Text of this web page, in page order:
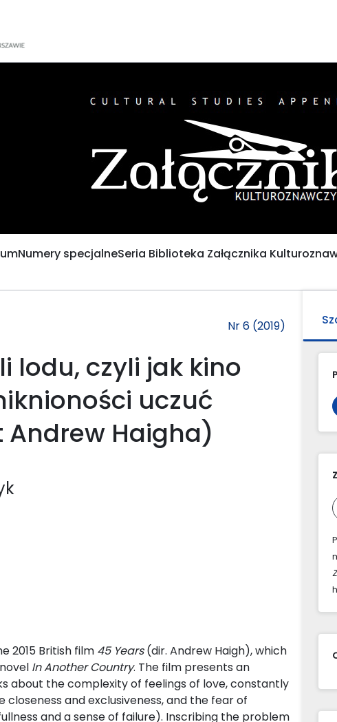
Numery specjalneSeria Biblioteka Załącznika
Nr 6 (2019)
lodu, czyli jak kino
uczuć
Andrew Haigha)
2015 British film 45 Years(dir. Andrew Haigh), which
In Another Country. The film presents an
about the complexity of feelings of love, constantly
and exclusiveness, and the fear of
and a sense of failure). Inscribing the problem